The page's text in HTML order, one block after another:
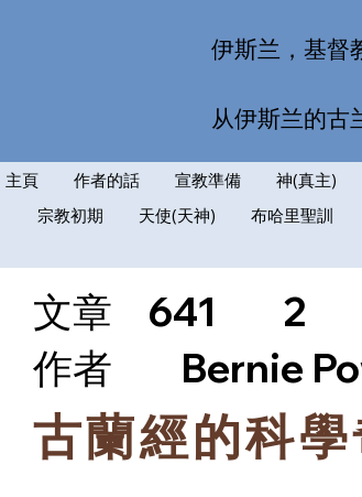
伊斯兰，基督
从伊斯兰的古
主頁 作者的話 宣教準備 神(真主)
宗教初期
天使(天神) 布哈里聖訓
文章 641
2
​作者
Bernie
古蘭經的科